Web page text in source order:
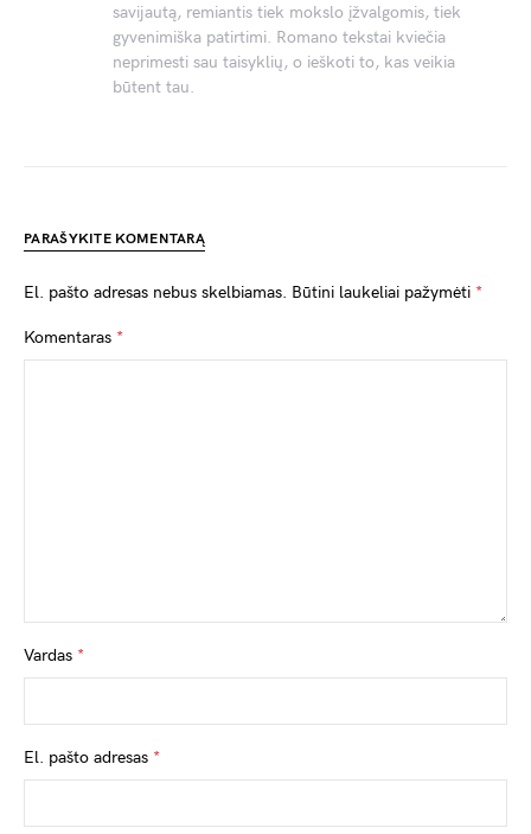
savijautą, remiantis tiek mokslo įžvalgomis, tiek
gyvenimiška patirtimi. Romano tekstai kviečia
neprimesti sau taisyklių, o ieškoti to, kas veikia
būtent tau.
PARAŠYKITE KOMENTARĄ
El. pašto adresas nebus skelbiamas. Būtini laukeliai pažymėti *
Komentaras *
Vardas *
El. pašto adresas *